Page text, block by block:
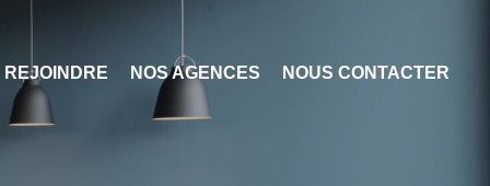
REJOINDRE NOS AGENCES NOUS CONTACTER